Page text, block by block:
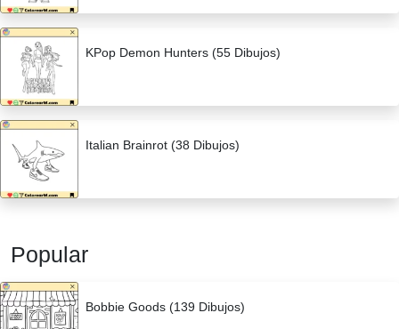
KPop Demon Hunters (55 Dibujos)
Italian Brainrot (38 Dibujos)
Popular
Bobbie Goods (139 Dibujos)